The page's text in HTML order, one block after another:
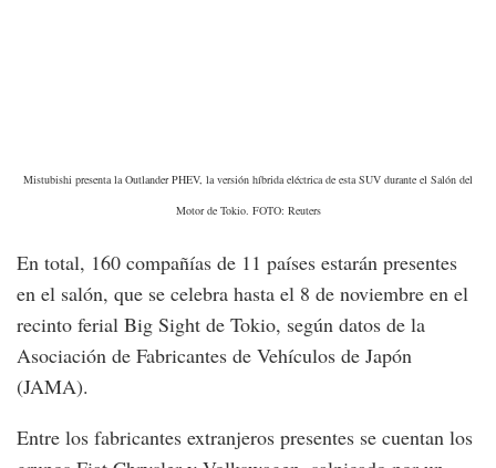
Mistubishi presenta la Outlander PHEV, la versión híbrida eléctrica de esta SUV durante el Salón del
Motor de Tokio. FOTO: Reuters
En total, 160 compañías de 11 países estarán presentes
en el salón, que se celebra hasta el 8 de noviembre en el
recinto ferial Big Sight de Tokio, según datos de la
Asociación de Fabricantes de Vehículos de Japón
(JAMA).
Entre los fabricantes extranjeros presentes se cuentan los